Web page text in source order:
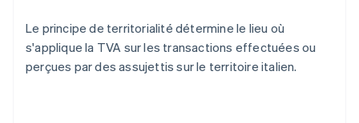
Le principe de territorialité détermine le lieu où
s'applique la TVA sur les transactions effectuées ou
perçues par des assujettis sur le territoire italien.